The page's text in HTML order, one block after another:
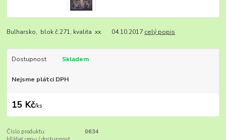
Bulharsko, blok č.271, kvalita xx. 04.10.2017 celý popis
Dostupnost Skladem
Nejsme plátci DPH
15 Kč/ks
Číslo produktu:
0634